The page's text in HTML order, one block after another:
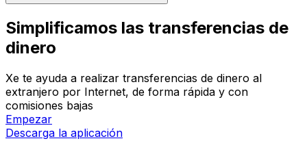
Simplificamos las transferencias de
dinero
Xe te ayuda a realizar transferencias de dinero al
extranjero por Internet, de forma rápida y con
comisiones bajas
Empezar
Descarga la aplicación